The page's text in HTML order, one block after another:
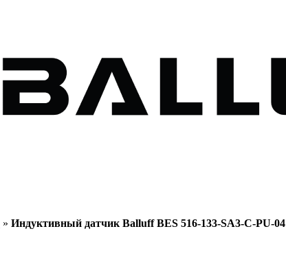
» Индуктивный датчик Balluff BES 516-133-SA3-C-PU-04